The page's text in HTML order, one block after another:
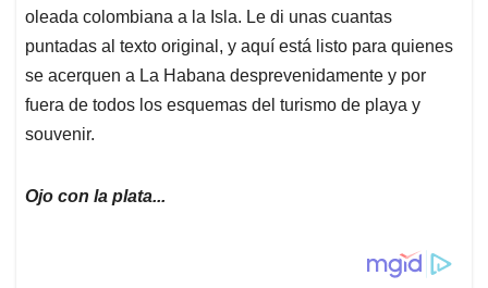
oleada colombiana a la Isla. Le di unas cuantas
puntadas al texto original, y aquí está listo para quienes
se acerquen a La Habana desprevenidamente y por
fuera de todos los esquemas del turismo de playa y
souvenir.
Ojo con la plata...